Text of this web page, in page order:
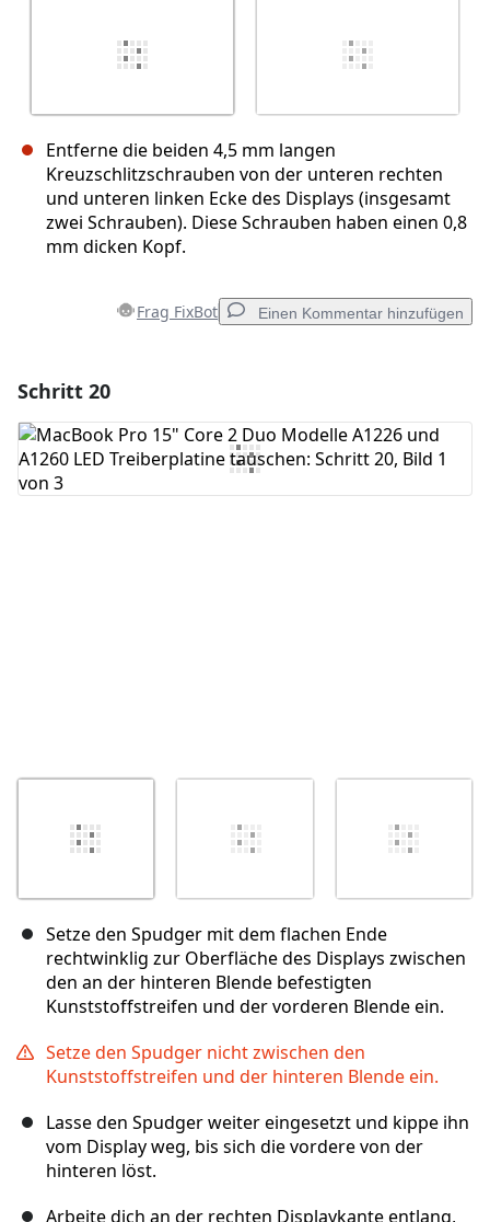
Entferne die beiden 4,5 mm langen
Kreuzschlitzschrauben von der unteren rechten
und unteren linken Ecke des Displays (insgesamt
zwei Schrauben). Diese Schrauben haben einen 0,8
mm dicken Kopf.
Frag FixBot Einen Kommentar hinzufügen
Kommentar hinzufügen
Schritt 20
Setze den Spudger mit dem flachen Ende
rechtwinklig zur Oberfläche des Displays zwischen
den an der hinteren Blende befestigten
Kunststoffstreifen und der vorderen Blende ein.
Setze den Spudger nicht zwischen den
Kunststoffstreifen und der hinteren Blende ein.
Lasse den Spudger weiter eingesetzt und kippe ihn
vom Display weg, bis sich die vordere von der
hinteren löst.
Arbeite dich an der rechten Displaykante entlang,